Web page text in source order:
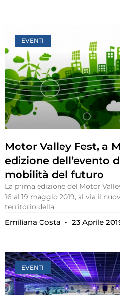
EVENTI
Motor Valley Fest, a
edizione dell’evento
mobilità del futuro
La prima edizione del Motor
16 al 19 maggio 2019, al via il
territorio della
Emiliana Costa 23 Aprile
EVENTI